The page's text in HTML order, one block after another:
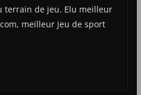
terrain de jeu. Elu meilleur
meilleur jeu de sport